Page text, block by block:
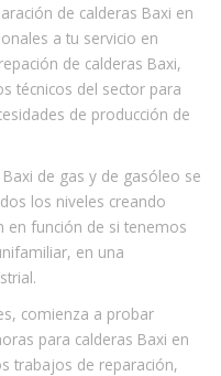
de calderas Baxi en
a tu servicio en
de calderas Baxi,
técnicos del sector para
de producción de
de gas y de gasóleo se
los niveles creando
en función de si tenemos
en una
comienza a probar
para calderas Baxi en
trabajos de reparación,